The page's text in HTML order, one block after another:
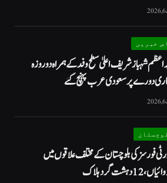
خبریں
شہبازشریف اعلیٰ سطح وفد کے ہمراہ دو روزه
دورے پر سعودی عرب پہنچ گئے
فورسز کی بلوچستان کے مختلف علاقوں میں
12 دہشت گرد ہلاک